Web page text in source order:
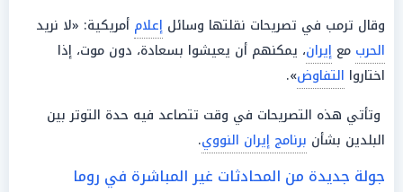
وقال ترمب في تصريحات نقلتها وسائل إعلام أمريكية: «لا نريد
الحرب معإيران، يمكنهم أن يعيشوا بسعادة، دون موت، إذا
اختاروا التفاوض».
وتأتي هذه التصريحات في وقت تتصاعد فيه حدة التوتر بين
البلدين بشأن برنامج إيران النووي.
جولة جديدة من المحادثات غير المباشرة في روما